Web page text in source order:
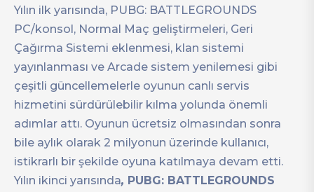
Yılın ilk yarısında, PUBG: BATTLEGROUNDS
PC/konsol, Normal Maç geliştirmeleri, Geri
Çağırma Sistemi eklenmesi, klan sistemi
yayınlanması ve Arcade sistem yenilemesi gibi
çeşitli güncellemelerle oyunun canlı servis
hizmetini sürdürülebilir kılma yolunda önemli
adımlar attı. Oyunun ücretsiz olmasından sonra
bile aylık olarak 2 milyonun üzerinde kullanıcı,
istikrarlı bir şekilde oyuna katılmaya devam etti.
Yılın ikinci yarısında, PUBG: BATTLEGROUNDS